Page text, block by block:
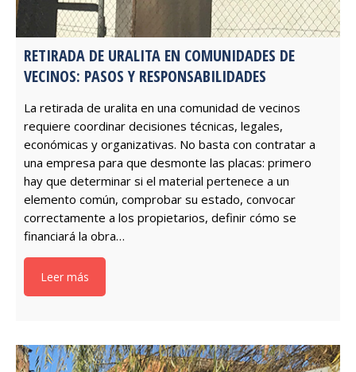
RETIRADA DE URALITA EN COMUNIDADES DE
VECINOS: PASOS Y RESPONSABILIDADES
La retirada de uralita en una comunidad de vecinos
requiere coordinar decisiones técnicas, legales,
económicas y organizativas. No basta con contratar a
una empresa para que desmonte las placas: primero
hay que determinar si el material pertenece a un
elemento común, comprobar su estado, convocar
correctamente a los propietarios, definir cómo se
financiará la obra…
Leer más